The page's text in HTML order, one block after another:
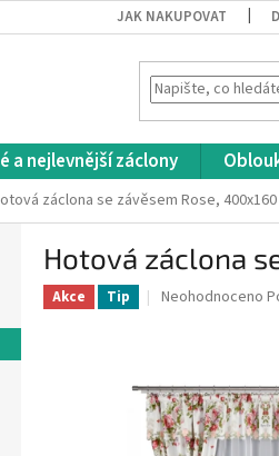
JAK NAKUPOVAT
a nejlevnější záclony
záclona se závěsem Rose,
Hotová záclona
Akce Tip
Průměrné
0,0
z
5
hvězdiček.
Neohodnoceno